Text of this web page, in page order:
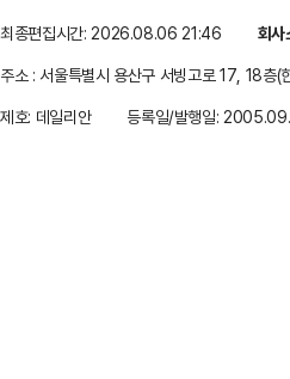
최종편집시간: 2026.08.06 21:46 회사
주소 : 서울특별시 용산구 서빙고로 17, 18층(
제호: 데일리안
등록일/발행일: